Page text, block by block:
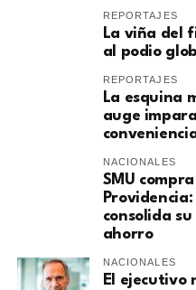
REPORTAJES
La viña del
al podio
REPORTAJES
La esquina
auge
NACIONALES
SMU
consolida
ahorro
NACIONALES
El ejecutivo